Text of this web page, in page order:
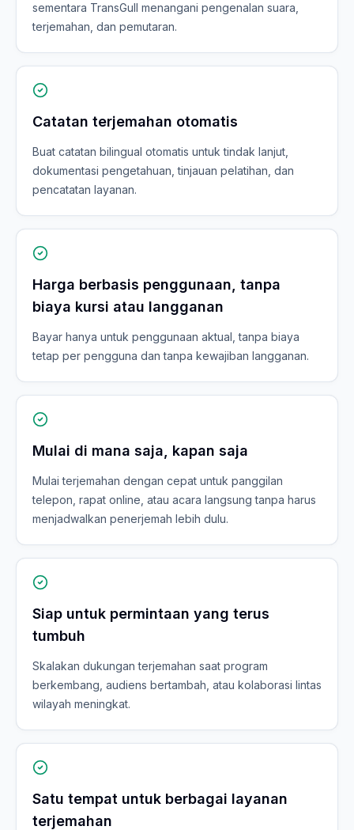
sementara TransGull menangani pengenalan suara,
terjemahan, dan pemutaran.
Catatan terjemahan otomatis
Buat catatan bilingual otomatis untuk tindak lanjut,
dokumentasi pengetahuan, tinjauan pelatihan, dan
pencatatan layanan.
Harga berbasis penggunaan, tanpa
biaya kursi atau langganan
Bayar hanya untuk penggunaan aktual, tanpa biaya
tetap per pengguna dan tanpa kewajiban langganan.
Mulai di mana saja, kapan saja
Mulai terjemahan dengan cepat untuk panggilan
telepon, rapat online, atau acara langsung tanpa harus
menjadwalkan penerjemah lebih dulu.
Siap untuk permintaan yang terus
tumbuh
Skalakan dukungan terjemahan saat program
berkembang, audiens bertambah, atau kolaborasi lintas
wilayah meningkat.
Satu tempat untuk berbagai layanan
terjemahan